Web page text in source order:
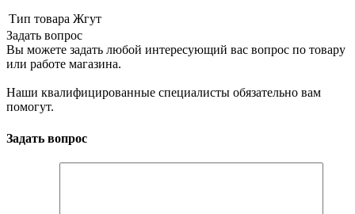
Тип товара Жгут
Задать вопрос
Вы можете задать любой интересующий вас вопрос по товару
или работе магазина.
Наши квалифицированные специалисты обязательно вам
помогут.
Задать вопрос